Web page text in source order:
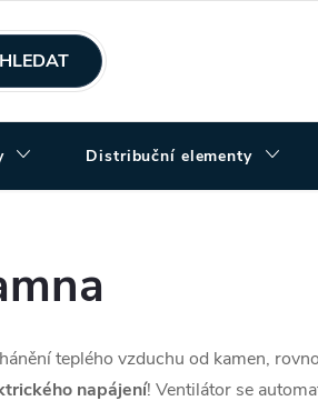
HLEDAT
Distribuční elementy
teplého vzduchu od kamen,
napájení! Ventilátor se